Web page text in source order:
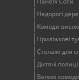
Недорогі
Комоди високі
Приліжкові
Стелажі для
Дитячі
Великі